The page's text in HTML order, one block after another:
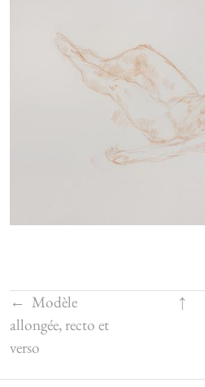
← Modèle
allongée, recto et
verso
↑